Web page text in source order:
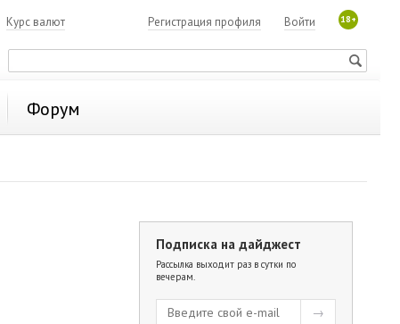
Курс валют 18+
Войти
Регистрация профиля
Форум
Подписка на дайджест
Рассылка выходит раз в сутки по
вечерам.